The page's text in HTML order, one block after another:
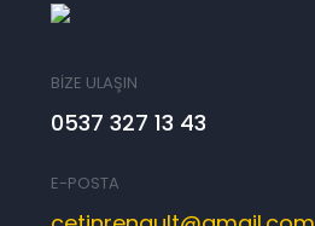
BİZE ULAŞIN
0537 327 13 43
E-POSTA